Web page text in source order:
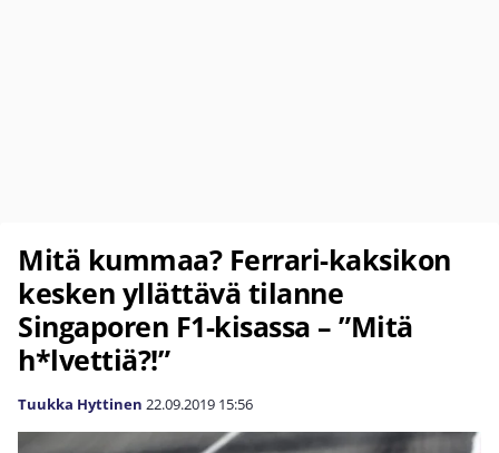
Mitä kummaa? Ferrari-kaksikon
kesken yllättävä tilanne
Singaporen F1-kisassa – ”Mitä
h*lvettiä?!”
Tuukka Hyttinen 22.09.2019 15:56